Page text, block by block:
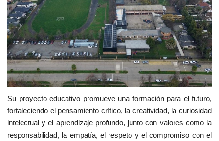
Su proyecto educativo promueve una formación para el futuro,
fortaleciendo el pensamiento crítico, la creatividad, la curiosidad
intelectual y el aprendizaje profundo, junto con valores como la
responsabilidad, la empatía, el respeto y el compromiso con el